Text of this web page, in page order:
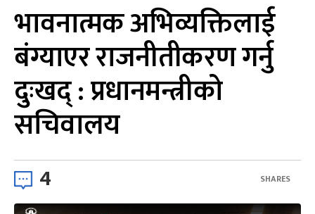
भावनात्मक अभिव्यक्तिलाई
बंग्याएर राजनीतीकरण गर्नु
दुःखद् : प्रधानमन्त्रीको
सचिवालय
4 SHARES